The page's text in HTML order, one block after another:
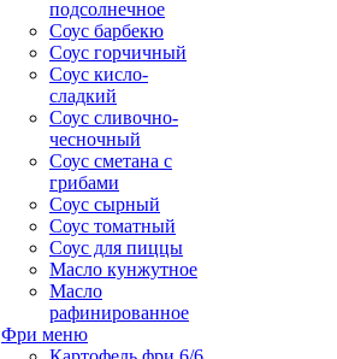
подсолнечное
Соус барбекю
Соус горчичный
Соус кисло-
сладкий
Соус сливочно-
чесночный
Соус сметана с
грибами
Соус сырный
Соус томатный
Соус для пиццы
Масло кунжутное
Масло
рафинированное
Фри меню